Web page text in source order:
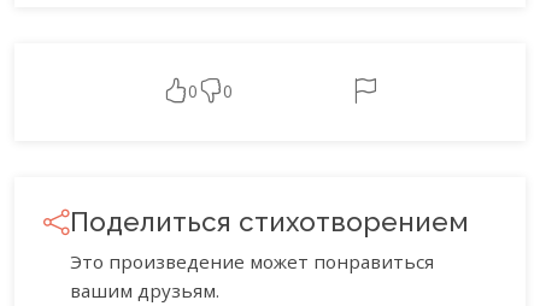
0 0
Поделиться стихотворением
Это произведение может понравиться
вашим друзьям.